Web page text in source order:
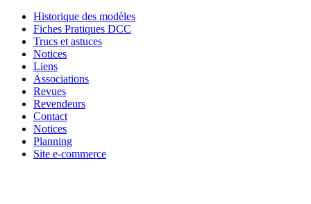
Historique des modèles
Fiches Pratiques DCC
Trucs et astuces
Notices
Liens
Associations
Revues
Revendeurs
Contact
Notices
Planning
Site e-commerce